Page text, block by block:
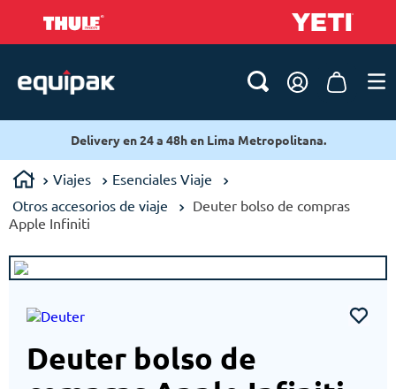
Delivery en 24 a 48h en Lima Metropolitana.
Viajes
Esenciales Viaje
Otros accesorios de viaje
Deuter bolso de compras
Apple Infiniti
Deuter bolso de